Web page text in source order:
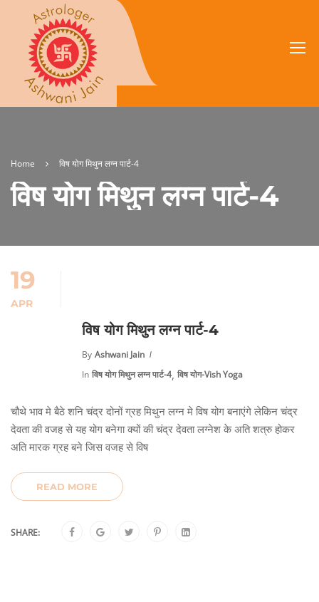
Home विष योग मिथुन लग्न पार्ट-4
विष योग मिथुन लग्न पार्ट-4
19
APR
विष योग मिथुन लग्न पार्ट-4
By Ashwani Jain
In विष योग मिथुन लग्न पार्ट-4, विष योग-Vish Yoga
चौथे भाव मे बैठे शनि चंद्र दोनों ग्रह मिथुन लग्न मे विष योग बनाएंगे लेकिन चंद्र
देवता की वजह से यह योग बनेगा क्यों की चंद्र देवता लग्नेश के अति शत्रु होकर
अति मारक ग्रह बने जिस वजह से विष
READ MORE
SHARE: